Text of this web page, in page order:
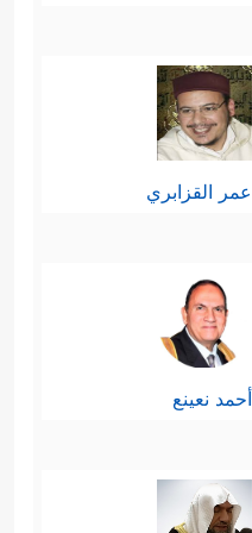
عمر القزابري
أحمد نعينع